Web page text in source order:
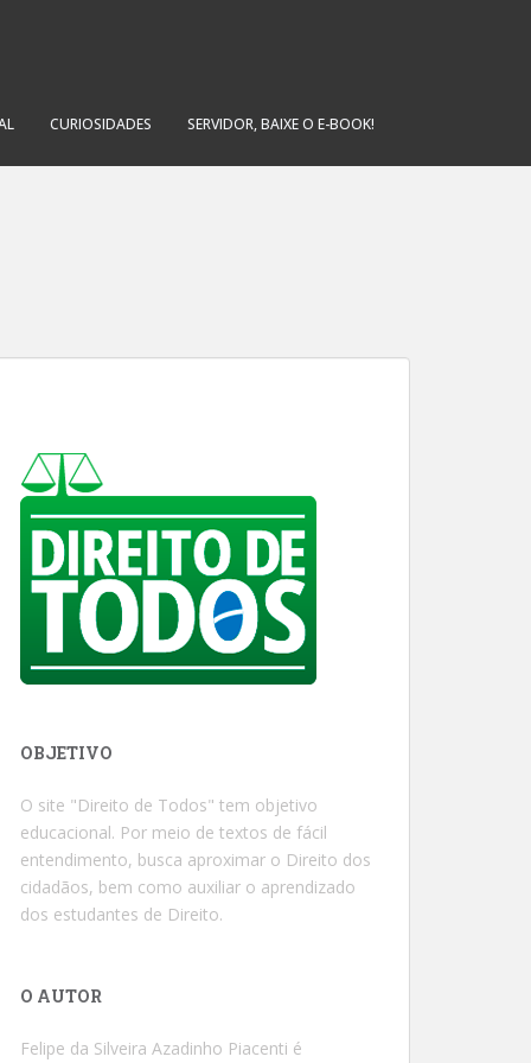
CURIOSIDADES SERVIDOR, BAIXE O E-BOOK!
OBJETIVO
O site "Direito de Todos" tem objetivo
educacional. Por meio de textos de fácil
entendimento, busca aproximar o Direito dos
cidadãos, bem como auxiliar o aprendizado
dos estudantes de Direito.
O AUTOR
Felipe da Silveira Azadinho Piacenti é